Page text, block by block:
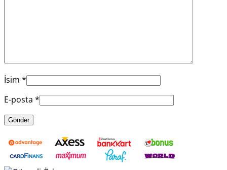
İsim *
E-posta *